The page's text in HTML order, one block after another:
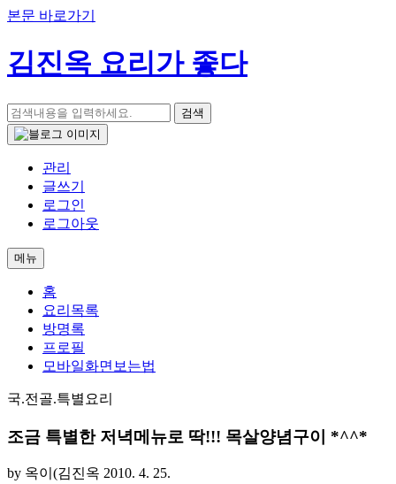
본문 바로가기
김진옥 요리가 좋다
검색
관리
글쓰기
로그인
로그아웃
메뉴
홈
요리목록
방명록
프로필
모바일화면보는법
국.전골.특별요리
조금 특별한 저녁메뉴로 딱!!! 목살양념구이 *^^*
by 옥이(김진옥 2010. 4. 25.